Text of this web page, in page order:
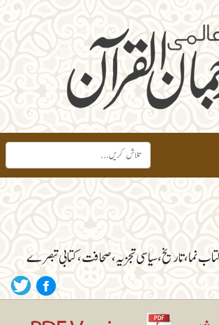
نما، تاریخ، سیاسی تجزیہ، صحافت، کتابی تبصرے